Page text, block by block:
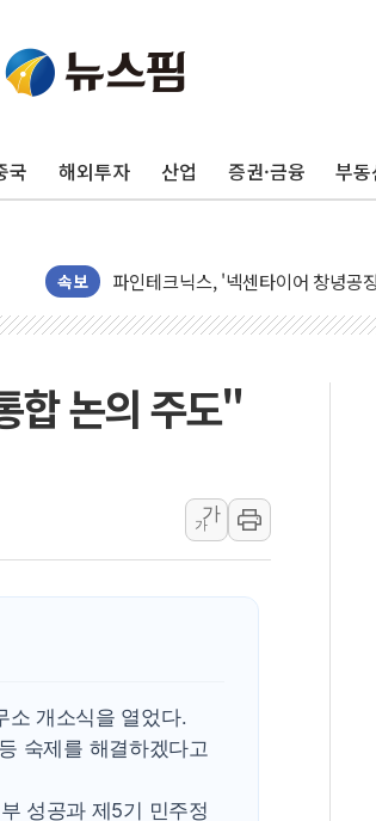
국 해외투자 산업 증권·금융 부
속보
토스증권, 누적 가입자 수 1000만 명
바이오포트, 필리핀 S&R 멤버십쇼
신한투자증권, 고객 투자비용 절감
피알지에스앤텍, '스케일업 팁스 정
대신증권, 네이버웹툰과 크레온 신
이억원 금융위원장 '단일종목 레버
한국투자증권, 해외대 재학생 대
[뉴스핌 이 시각 글로벌 PICK] 연말
대구시-산림청, 대구권 산림재난 대
김민석 "과반 승리 가능성
[속보] 해수부, 신청사 부지 '부산 동
나주 상가 건물 화재…점포 8곳 전소
이스타항공, 상반기 탑승률 93%…
합 논의 주도"
가
가
소 개소식을 열었다.
숙제를 해결하겠다고
성공과 제5기 민주정